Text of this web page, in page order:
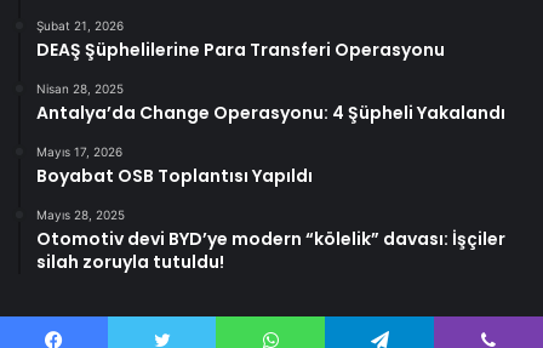
Şubat 21, 2026
DEAŞ Şüphelilerine Para Transferi Operasyonu
Nisan 28, 2025
Antalya’da Change Operasyonu: 4 Şüpheli Yakalandı
Mayıs 17, 2026
Boyabat OSB Toplantısı Yapıldı
Mayıs 28, 2025
Otomotiv devi BYD’ye modern “kölelik” davası: İşçiler
silah zoruyla tutuldu!